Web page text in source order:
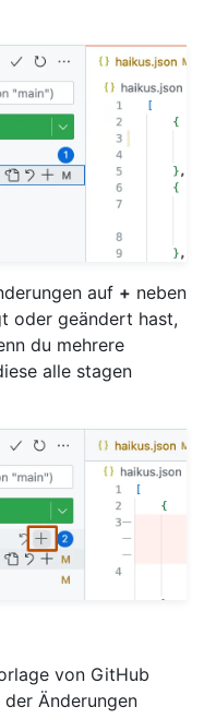
auf + neben
oder geändert hast,
du mehrere
alle stagen
von GitHub
Änderungen